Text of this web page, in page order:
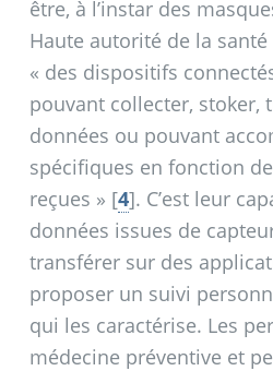
être, à l’instar des
Haute autorité de la
« des dispositifs
pouvant collecter, stoker,
données ou pouvant
spécifiques en fonction
reçues » [4]. C’est leur
données issues de
transférer sur des
proposer un suivi
qui les caractérise. Les
médecine préventive et